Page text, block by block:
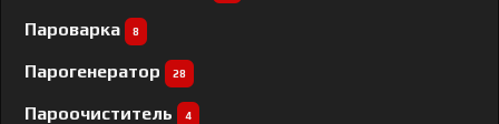
Пароварка 8
Парогенератор 28
Пароочиститель 4